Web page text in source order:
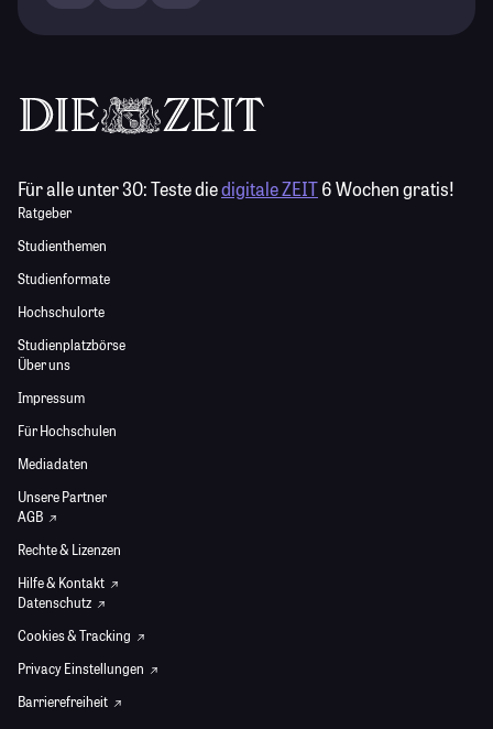
Für alle unter 30:Teste diedigitale ZEIT6 Wochen gratis!
Ratgeber
Studienthemen
Studienformate
Hochschulorte
Studienplatzbörse
Über uns
Impressum
Für Hochschulen
Mediadaten
Unsere Partner
AGB
Rechte & Lizenzen
Hilfe & Kontakt
Datenschutz
Cookies & Tracking
Privacy Einstellungen
Barrierefreiheit